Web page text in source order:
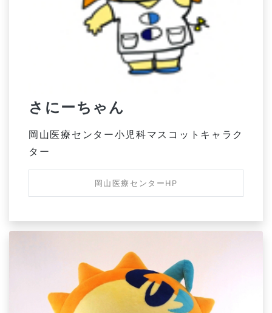
さにーちゃん
岡山医療センター小児科マスコットキャラク
ター
岡山医療センターHP